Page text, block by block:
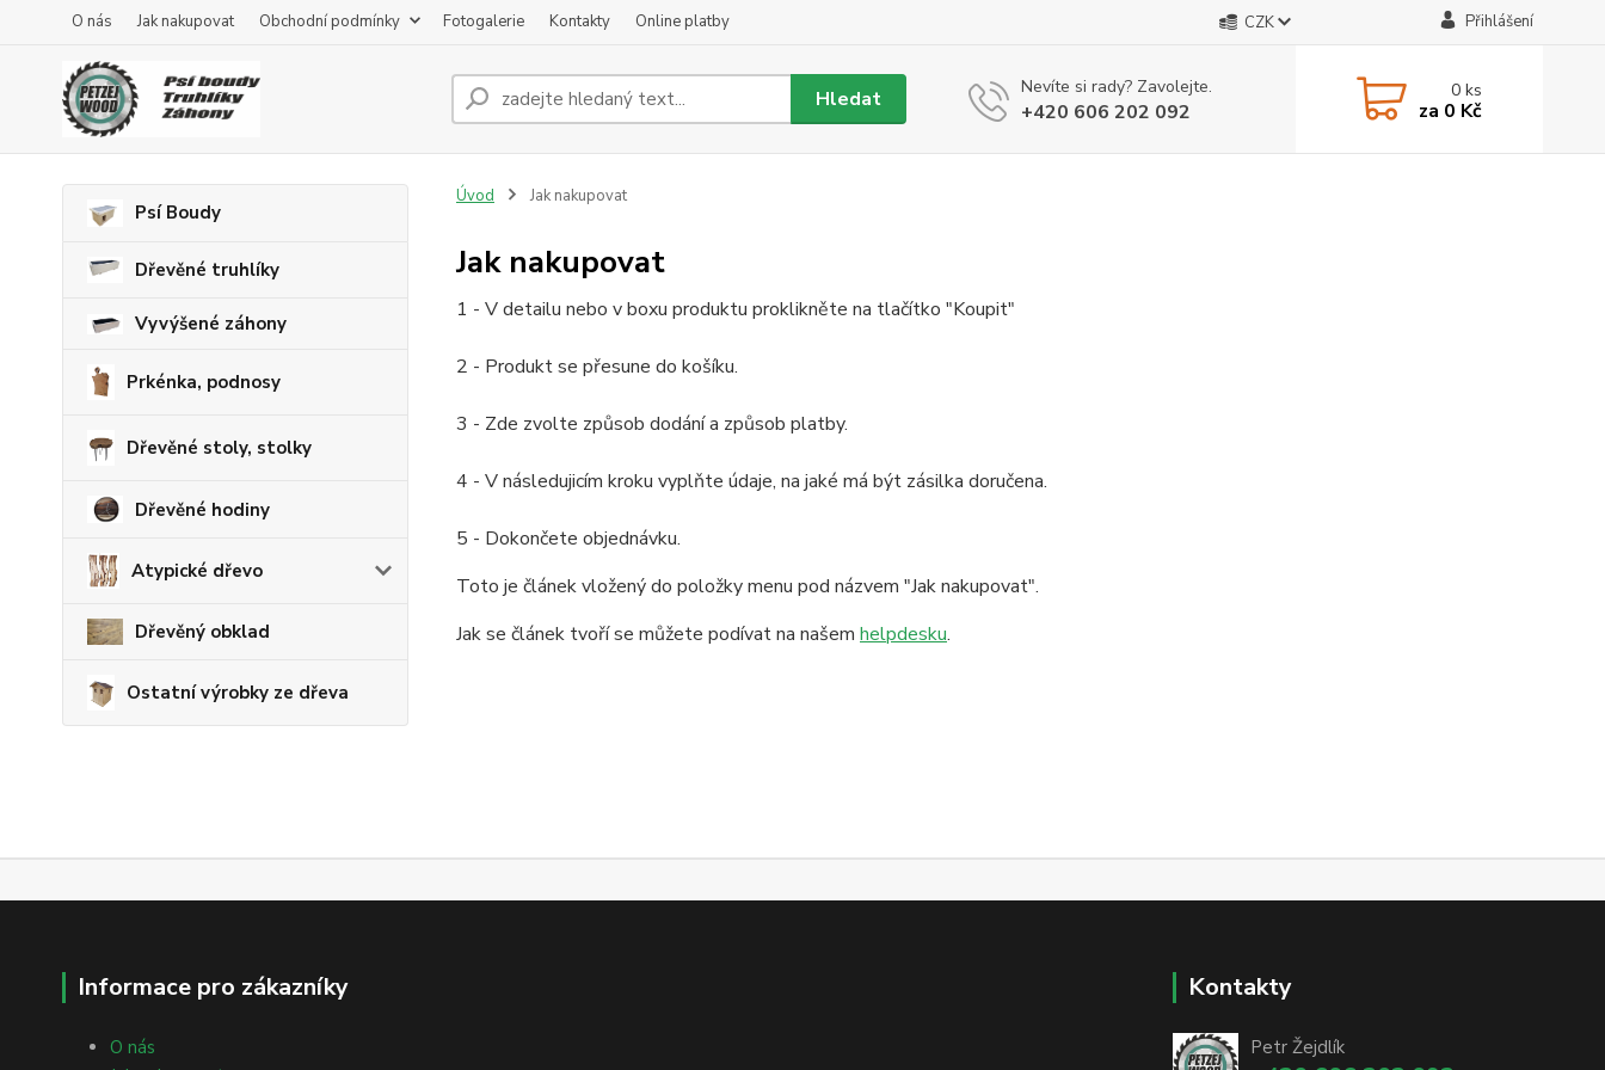
O nás Jak nakupovat Obchodní podmínky Fotogalerie Kontakty Online platby CZK Přihlášení
Hledat Nevíte si rady? Zavolejte.
+420 606 202 092
0ks
za 0 Kč
Psí Boudy
Dřevěné truhlíky
Vyvýšené záhony
Prkénka, podnosy
Dřevěné stoly, stolky
Dřevěné hodiny
Atypické dřevo
Dřevěný obklad
Ostatní výrobky ze dřeva
Úvod Jak nakupovat
Jak nakupovat
1 - V detailu nebo v boxu produktu proklikněte na tlačítko "Koupit"
2 - Produkt se přesune do košíku.
3 - Zde zvolte způsob dodání a způsob platby.
4 - V následujicím kroku vyplňte údaje, na jaké má být zásilka doručena.
5 - Dokončete objednávku.
Toto je článek vložený do položky menu pod názvem "Jak nakupovat".
Jak se článek tvoří se můžete podívat na našem helpdesku.
Informace pro zákazníky
O nás
Kontakty
Petr Žejdlík